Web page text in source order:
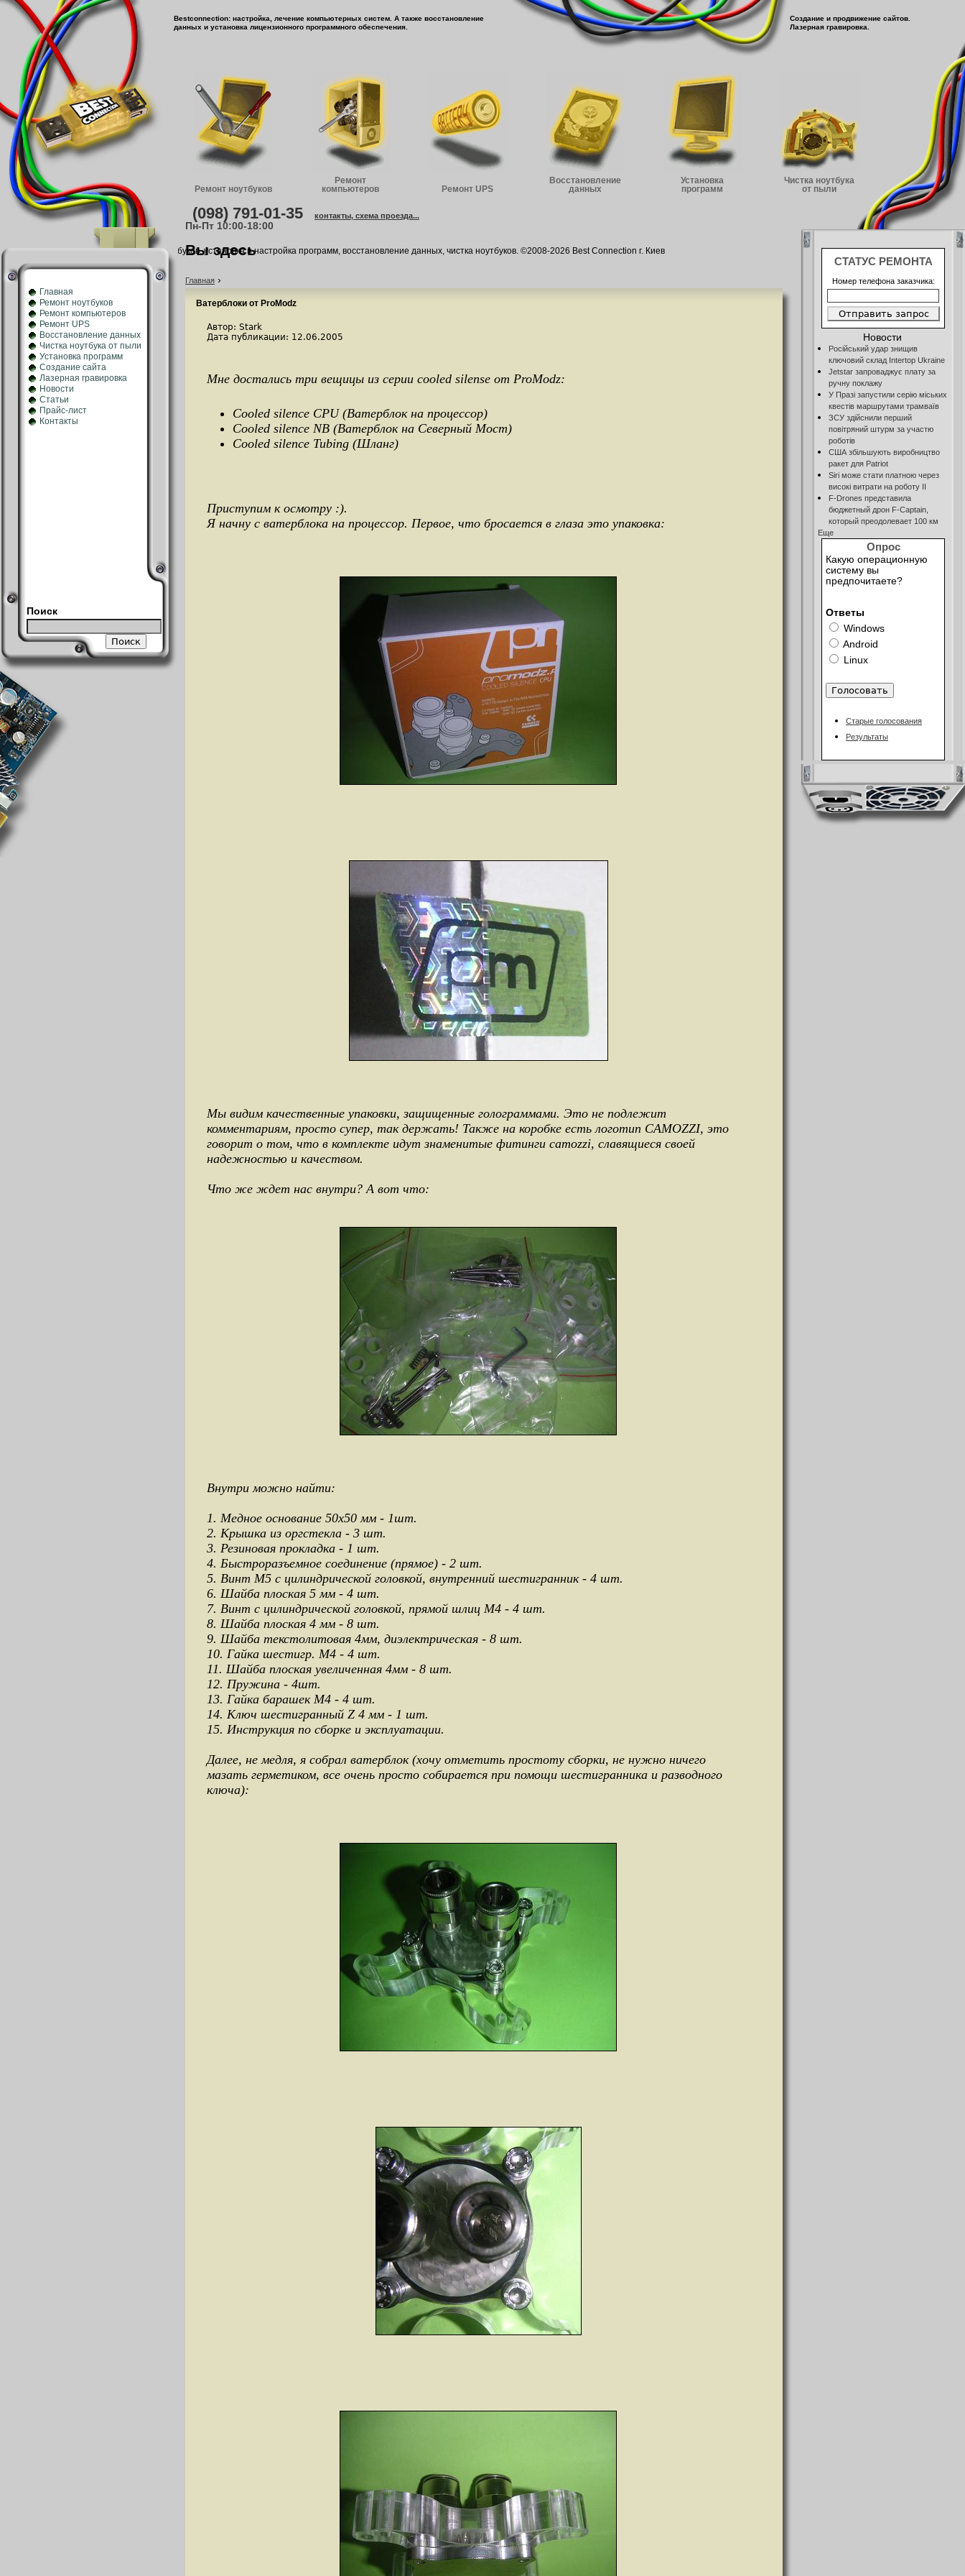
Bestconnection: настройка, лечение компьютерных систем. А также восстановление
данных и установка лицензионного программного обеспечения.
Создание и продвижение сайтов.
Лазерная гравировка.
Ремонт ноутбуков
Ремонт
компьютеров
Ремонт UPS
Восстановление
данных
Установка
программ
Чистка ноутбука
от пыли
(098) 791-01-35
Пн-Пт 10:00-18:00
контакты, схема проезда...
Вы здесь
Главная ›
Ватерблоки от ProModz
Автор: Stark
Дата публикации: 12.06.2005
Мне достались три вещицы из серии cooled silense от ProModz:
Cooled silence CPU (Ватерблок на процессор)
Cooled silence NB (Ватерблок на Северный Мост)
Cooled silence Tubing (Шланг)
Приступим к осмотру :).
Я начну с ватерблока на процессор. Первое, что бросается в глаза это упаковка:
Мы видим качественные упаковки, защищенные голограммами. Это не подлежит
комментариям, просто супер, так держать! Также на коробке есть логотип CAMOZZI, это
говорит о том, что в комплекте идут знаменитые фитинги camozzi, славящиеся своей
надежностью и качеством.
Что же ждет нас внутри? А вот что:
Внутри можно найти:
1. Медное основание 50х50 мм - 1шт.
2. Крышка из оргстекла - 3 шт.
3. Резиновая прокладка - 1 шт.
4. Быстроразъемное соединение (прямое) - 2 шт.
5. Винт М5 с цилиндрической головкой, внутренний шестигранник - 4 шт.
6. Шайба плоская 5 мм - 4 шт.
7. Винт с цилиндрической головкой, прямой шлиц М4 - 4 шт.
8. Шайба плоская 4 мм - 8 шт.
9. Шайба текстолитовая 4мм, диэлектрическая - 8 шт.
10. Гайка шестигр. М4 - 4 шт.
11. Шайба плоская увеличенная 4мм - 8 шт.
12. Пружина - 4шт.
13. Гайка барашек М4 - 4 шт.
14. Ключ шестигранный Z 4 мм - 1 шт.
15. Инструкция по сборке и эксплуатации.
Далее, не медля, я собрал ватерблок (хочу отметить простоту сборки, не нужно ничего
мазать герметиком, все очень просто собирается при помощи шестигранника и разводного
ключа):
Главная
Ремонт ноутбуков
Ремонт компьютеров
Ремонт UPS
Восстановление данных
Чистка ноутбука от пыли
Установка программ
Создание сайта
Лазерная гравировка
Новости
Статьи
Прайс-лист
Контакты
Поиск
СТАТУС РЕМОНТА
Номер телефона заказчика:
Новости
Російський удар знищив
ключовий склад Intertop Ukraine
Jetstar запроваджує плату за
ручну поклажу
У Празі запустили серію міських
квестів маршрутами трамваїв
ЗСУ здійснили перший
повітряний штурм за участю
роботів
США збільшують виробництво
ракет для Patriot
Siri може стати платною через
високі витрати на роботу ІІ
F-Drones представила
бюджетный дрон F-Сaptain,
который преодолевает 100 км
Еще
Опрос
Какую операционную
систему вы
предпочитаете?
Ответы
Windows
Android
Linux
Старые голосования
Результаты
Ремонт и обслуживание компьютеров, ноутбуков, установка и настройка программ, восстановление данных, чистка ноутбуков. ©2008-2026 Best Connection г. Киев